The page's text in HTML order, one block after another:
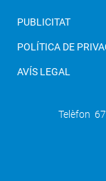
PUBLICITAT
POLÍTICA DE
AVÍS LEGAL
Telèfon